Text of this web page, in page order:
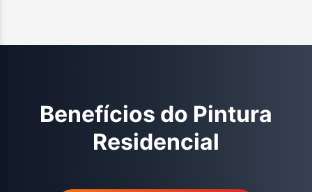
Benefícios do Pintura
Residencial